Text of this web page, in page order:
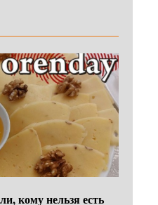
кому нельзя есть